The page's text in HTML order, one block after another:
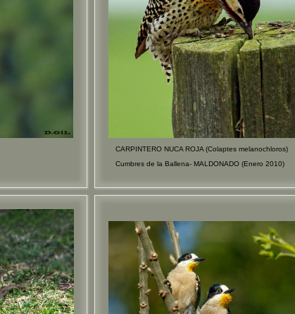
CARPINTERO NUCA ROJA (Colaptes melanochloros)
Cumbres de la Ballena- MALDONADO (Enero 2010)